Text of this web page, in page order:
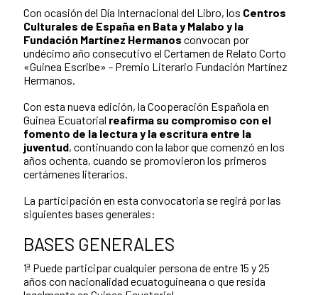
Con ocasión del Día Internacional del Libro, los Centros
Culturales de España en Bata y Malabo y la
Fundación Martínez Hermanos convocan por
undécimo año consecutivo el Certamen de Relato Corto
«Guinea Escribe» - Premio Literario Fundación Martínez
Hermanos.
Con esta nueva edición, la Cooperación Española en
Guinea Ecuatorial reafirma su compromiso con el
fomento de la lectura y la escritura entre la
juventud, continuando con la labor que comenzó en los
años ochenta, cuando se promovieron los primeros
certámenes literarios.
La participación en esta convocatoria se regirá por las
siguientes bases generales:
BASES GENERALES
1ª Puede participar cualquier persona de entre 15 y 25
años con nacionalidad ecuatoguineana o que resida